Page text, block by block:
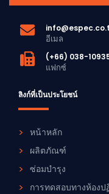
อีเมล
(+66) 038-
แฟกซ์
ลิงก์ที่เป็นประโยชน์
หน้าหลัก
ผลิตภัณฑ์
ซ่อมบำรุง
การทดสอบทางห้องป